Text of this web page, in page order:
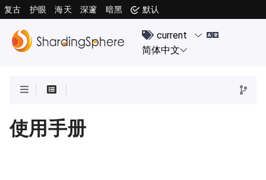
复古 护眼 海天 深邃 暗黑 默认
使用手册